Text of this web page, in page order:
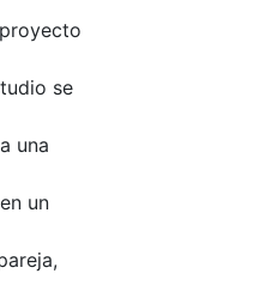
se
una
un